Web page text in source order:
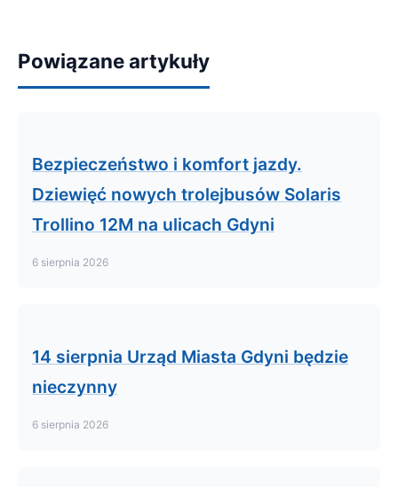
Powiązane artykuły
Bezpieczeństwo i komfort jazdy.
Dziewięć nowych trolejbusów Solaris
Trollino 12M na ulicach Gdyni
6 sierpnia 2026
14 sierpnia Urząd Miasta Gdyni będzie
nieczynny
6 sierpnia 2026